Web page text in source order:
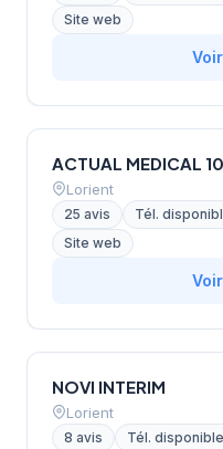
Site web
ACTUAL MEDICAL
Lorient
25 avis Tél.
Site web
NOVI INTERIM
Lorient
8 avis Tél. disponible